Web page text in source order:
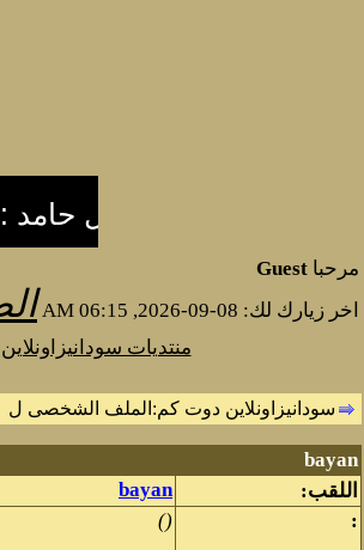
مرحبا Guest
اخر زيارك لك: 08-09-2026, 06:15 AM
منتديات
سودانيزاونلاين دوت كم‫:‬الملف الشخصى ل
bayan
اللقب:
bayan
:
()